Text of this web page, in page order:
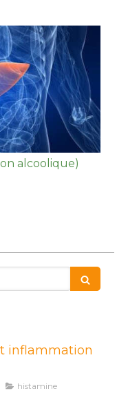
alcoolique)
inflammation
histamine